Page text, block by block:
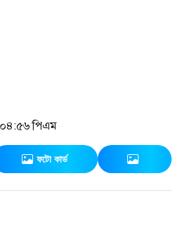
০৪:৫৬ পিএম
ফটো কার্ড